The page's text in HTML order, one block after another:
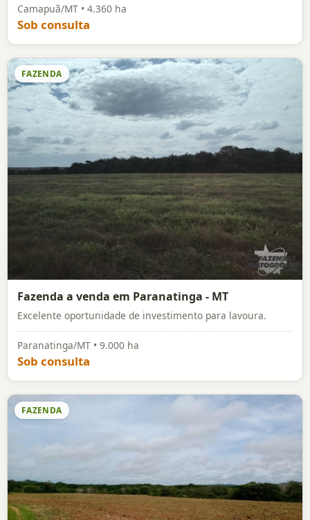
Camapuã/MT • 4.360 ha
Sob consulta
FAZENDA
Fazenda a venda em Paranatinga - MT
Excelente oportunidade de investimento para lavoura.
Paranatinga/MT • 9.000 ha
Sob consulta
FAZENDA